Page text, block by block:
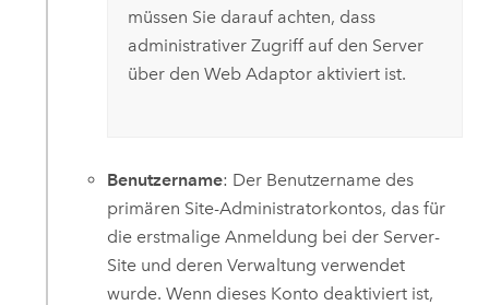
müssen Sie darauf achten, dass
administrativer Zugriff auf den Server
über den Web Adaptor aktiviert ist.
Benutzername: Der Benutzername des
primären Site-Administratorkontos, das für
die erstmalige Anmeldung bei der Server-
Site und deren Verwaltung verwendet
wurde. Wenn dieses Konto deaktiviert ist,